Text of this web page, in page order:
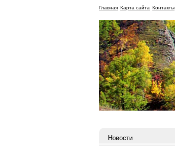
Главная Карта сайта Контакты
Новости